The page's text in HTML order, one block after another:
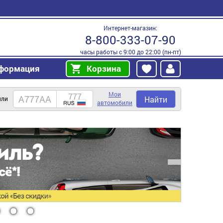
Интернет-магазин:
8-800-333-07-90
часы работы с 9:00 до 22:00 (пн-пт)
Корзина
Мои
автомобили
Найти
11 12